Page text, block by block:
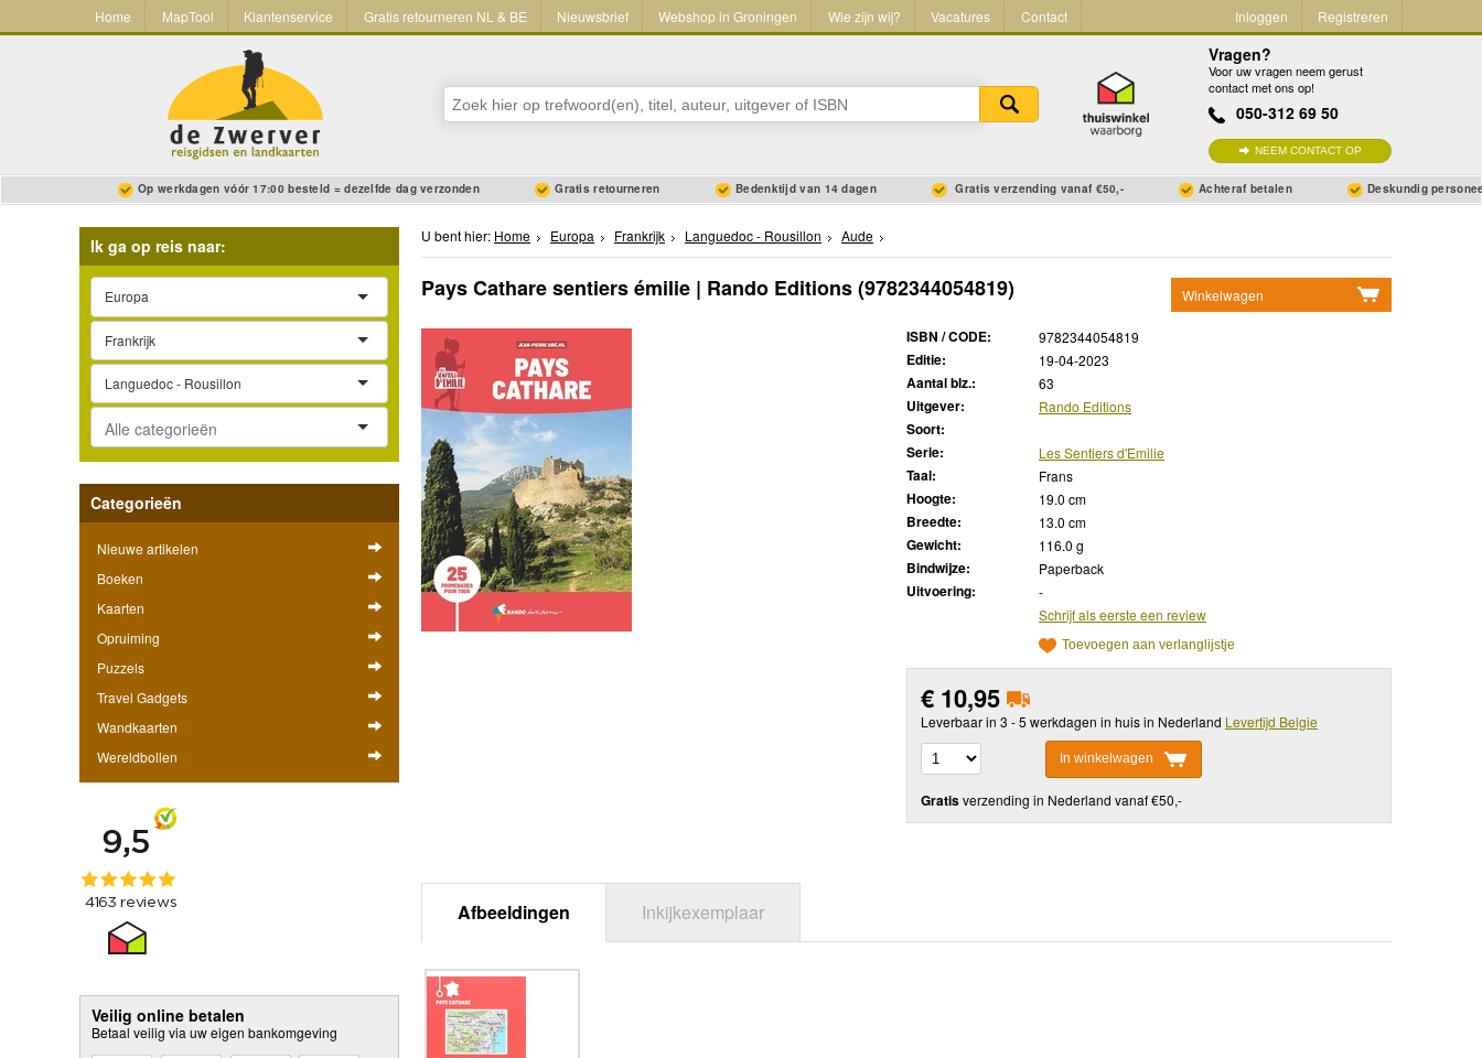
Home MapTool Klantenservice Gratis retourneren NL & BE Nieuwsbrief Webshop in Groningen Wie zijn wij? Vacatures Contact Inloggen Registreren
Vragen?
Voor uw vragen neem gerust
contact met ons op!
050-312 69 50
NEEM CONTACT OP
Op werkdagen vóór 17:00 besteld = dezelfde dag verzonden Gratis retourneren Bedenktijd van 14 dagen Gratis verzending vanaf €50,- Achteraf betalen Deskundig
Ik ga op reis naar:
Europa
Frankrijk
Languedoc - Rousillon
Categorieën
Nieuwe artikelen
Boeken
Kaarten
Opruiming
Puzzels
Travel Gadgets
Wandkaarten
Wereldbollen
Veilig online betalen
Betaal veilig via uw eigen bankomgeving
U bent hier: Home Europa Frankrijk Languedoc - Rousillon Aude
Winkelwagen
Pays Cathare sentiers émilie | Rando Editions(9782344054819)
ISBN / CODE: 9782344054819
Editie: 19-04-2023
Aantal blz.: 63
Uitgever: Rando Editions
Soort:
Serie:
Les Sentiers d'Emilie
Taal: Frans
Hoogte: 19.0 cm
Breedte: 13.0 cm
Gewicht: 116.0 g
Bindwijze: Paperback
Uitvoering:
-
Schrijf als eerste een review
Toevoegen aan verlanglijstje
€ 10,95
Leverbaar in 3 - 5 werkdagen in huis in Nederland Levertijd Belgie
In winkelwagen
Gratisverzending in Nederland vanaf €50,-
Afbeeldingen Inkijkexemplaar